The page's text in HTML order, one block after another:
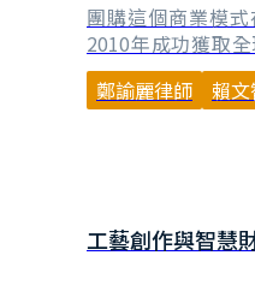
團購這個商業模
2010年成功獲取
業者的跟隨下也已
的商品及服務更
找到好康！不過，
連醫療服務都大
大幅折價吸⋯
鄭諭麗律師 賴
工藝創作與智慧